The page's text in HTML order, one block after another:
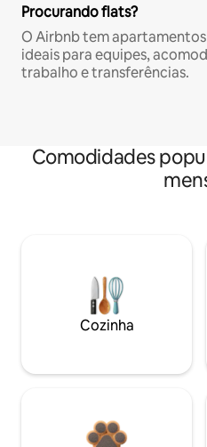
Procurando flats?
O Airbnb tem
ideais para equipes,
trabalho e transferências.
Comodidades
Cozinha